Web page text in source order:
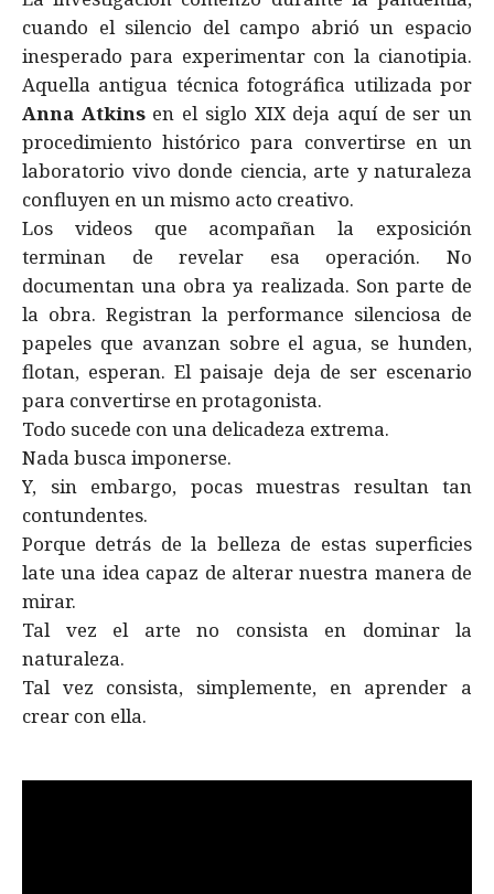
cuando el silencio del campo abrió un espacio
inesperado para experimentar con la cianotipia.
Aquella antigua técnica fotográfica utilizada por
Anna Atkinsen el siglo XIX deja aquí de ser un
procedimiento histórico para convertirse en un
laboratorio vivo donde ciencia, arte y naturaleza
confluyen en un mismo acto creativo.
Los videos que acompañan la exposición
terminan de revelar esa operación. No
documentan una obra ya realizada. Son parte de
la obra. Registran la performance silenciosa de
papeles que avanzan sobre el agua, se hunden,
flotan, esperan. El paisaje deja de ser escenario
para convertirse en protagonista.
Todo sucede con una delicadeza extrema.
Nada busca imponerse.
Y, sin embargo, pocas muestras resultan tan
contundentes.
Porque detrás de la belleza de estas superficies
late una idea capaz de alterar nuestra manera de
mirar.
Tal vez el arte no consista en dominar la
naturaleza.
Tal vez consista, simplemente, en aprender a
crear con ella.